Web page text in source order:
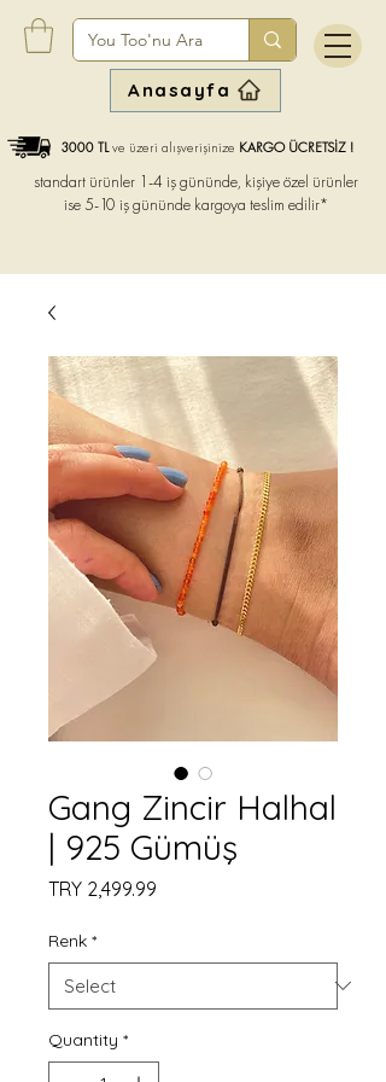
Anasayfa
3000 TLve üzeri alışverişinize KARGO ÜCRETSİZ !
standart ürünler 1-4 iş gününde, kişiye özel ürünler
ise 5-10 iş gününde kargoya teslim edilir*
Gang Zincir Halhal
| 925 Gümüş
TRY 2,499.99
Renk *
Quantity *